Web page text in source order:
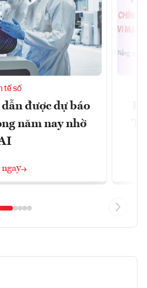
tế số
được dự báo
năm nay nhờ